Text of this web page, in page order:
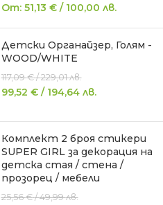
От: 51,13 € / 100,00 лв.
Детски Органайзер, Голям -
WOOD/WHITE
117,09€ /229,01лв.
99,52 € / 194,64 лв.
Комплект 2 броя стикери
SUPER GIRL за декорация на
детска стая / стена /
прозорец / мебели
25,56€ /49,99лв.